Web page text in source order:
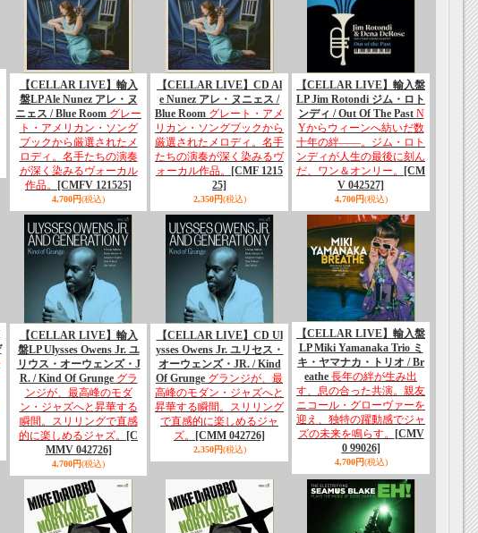
【CELLAR LIVE】輸入
盤LP Ale Nunez アレ・ヌ
ニェス / Blue Room グレー
ト・アメリカン・ソング
ブックから厳選されたメ
ロディ。名手たちの演奏
が深く染みるヴォーカル
作品。
[CMFV 121525]
4,700円(税込)
【CELLAR LIVE】CD Al
e Nunez アレ・ヌニェス /
Blue Room グレート・アメ
リカン・ソングブックから
厳選されたメロディ。名手
たちの演奏が深く染みるヴ
ォーカル作品。
[CMF 1215
25]
2,350円(税込)
【CELLAR LIVE】輸入盤
LP Jim Rotondi ジム・ロト
ンディ / Out Of The Past N
Yからウィーンへ紡いだ数
十年の絆――。ジム・ロト
ンディが人生の最後に刻ん
だ、ワン＆オンリー。
[CM
V 042527]
4,700円(税込)
【CELLAR LIVE】輸入
盤LP Ulysses Owens Jr. ユ
リウス・オーウェンズ・J
R. / Kind Of Grunge グラ
ンジが、最高峰のモダ
ン・ジャズへと昇華する
瞬間。スリリングで直感
的に楽しめるジャズ。
[C
MMV 042726]
4,700円(税込)
【CELLAR LIVE】CD Ul
ysses Owens Jr. ユリセス・
オーウェンズ・JR. / Kind
Of Grunge グランジが、最
高峰のモダン・ジャズへと
昇華する瞬間。スリリング
で直感的に楽しめるジャ
ズ。
[CMM 042726]
2,350円(税込)
【CELLAR LIVE】輸入盤
LP Miki Yamanaka Trio ミ
キ・ヤマナカ・トリオ / Br
eathe 長年の絆が生み出
す、息の合った共演。親友
ニコール・グローヴァーを
迎え、独特の躍動感でジャ
ズの未来を鳴らす。
[CMV
0 99026]
4,700円(税込)